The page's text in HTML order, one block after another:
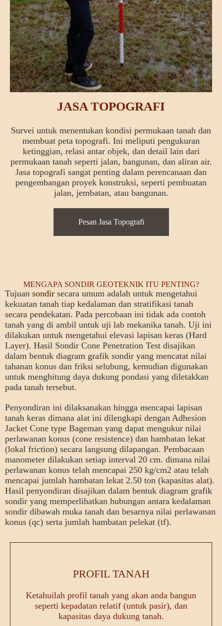
JASA TOPOGRAFI
Survei untuk menentukan kondisi permukaan tanah dan
membuat peta topografi. Ini meliputi pengukuran
ketinggian, relasi antar objek, dan detail lain dari
permukaan tanah seperti jalan, bangunan, dan aliran air.
Jasa topografi sangat penting dalam perencanaan dan
pengembangan proyek konstruksi, seperti pembuatan
jalan, jembatan, atau bangunan.
Pesan Jasa Topografi
MENGAPA SONDIR GEOTEKNIK ITU PENTING?
Tujuan sondir secara umum adalah untuk mengetahui
kekuatan tanah tiap kedalaman dan stratifikasi tanah
secara pendekatan. Pada percobaan ini tidak ada contoh
tanah yang di ambil untuk uji lab mekanika tanah. Uji ini
dilakukan untuk mengetahui elevasi lapisan keras (Hard
Layer). Hasil Sondir Cone Penetration Test disajikan
dalam bentuk diagram grafik sondir yang mencatat nilai
tahanan konus dan friksi selubung, kemudian digunakan
untuk menghitung daya dukung pondasi yang diletakkan
pada tanah tersebut.
Penyondiran ini dilaksanakan hingga mencapai lapisan
tanah keras dimana alat ini dilengkapi dengan Adhesion
Jacket Cone type Bageman yang dapat mengukur nilai
perlawanan konus (cone resistence) dan hambatan lekat
(lokal friction) secara langsung dilapangan. Pembacaan
manometer dilakukan setiap interval 20 cm. dimana nilai
perlawanan konus telah mencapai 250 kg/cm2 atau telah
mencapai jumlah hambatan lekat 2.50 ton (kapasitas alat).
Hasil penyondiran disajikan dalam bentuk diagram grafik
sondir yang memperlihatkan hubungan antara kedalaman
sondir dibawah muka tanah dan besarnya nilai perlawanan
konus (qc) serta jumlah hambatan pelekat (tf).
PROFIL TANAH
Ketahuilah profil tanah yang akan anda bangun
seperti kepadatan relatif (untuk pasir), dan
kapasitas daya dukung tanah.